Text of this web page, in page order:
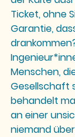
Ticket, ohne
Garantie,
Menschen,
Gesellschaft
behandelt
an einer
niemand